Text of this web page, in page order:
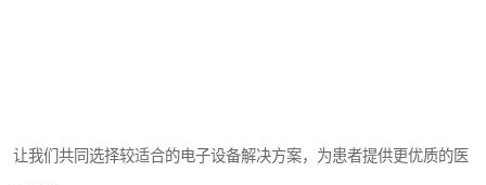
让我们共同选择较适合的电子设备解决方案，为患者提供更优质的医